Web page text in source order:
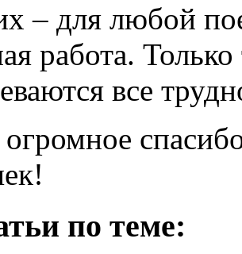
– для любой
работа.
все
по теме: